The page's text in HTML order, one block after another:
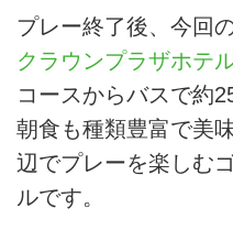
プレー終了後、今回
クラウンプラザホテ
コースからバスで約
朝食も種類豊富で美
辺でプレーを楽しむ
ルです。